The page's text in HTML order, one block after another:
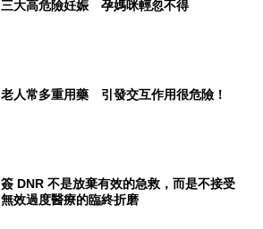
三大高危險妊娠 孕媽咪輕忽不得
老人常多重用藥 引發交互作用很危險！
簽 DNR 不是放棄有效的急救，而是不接受
無效過度醫療的臨終折磨